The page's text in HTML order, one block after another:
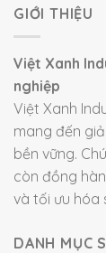
GIỚI THIỆU
Việt Xanh
nghiệp
Việt Xanh
mang đến
bền vững.
còn đồng
và tối ưu hóa
DANH MỤC